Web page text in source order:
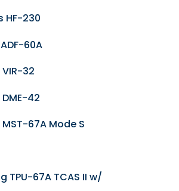
HF-230
60A
32
42
67A Mode S
TPU-67A TCAS II w/